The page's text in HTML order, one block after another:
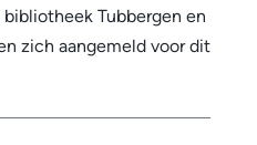
bibliotheek Tubbergen en
zich aangemeld voor dit